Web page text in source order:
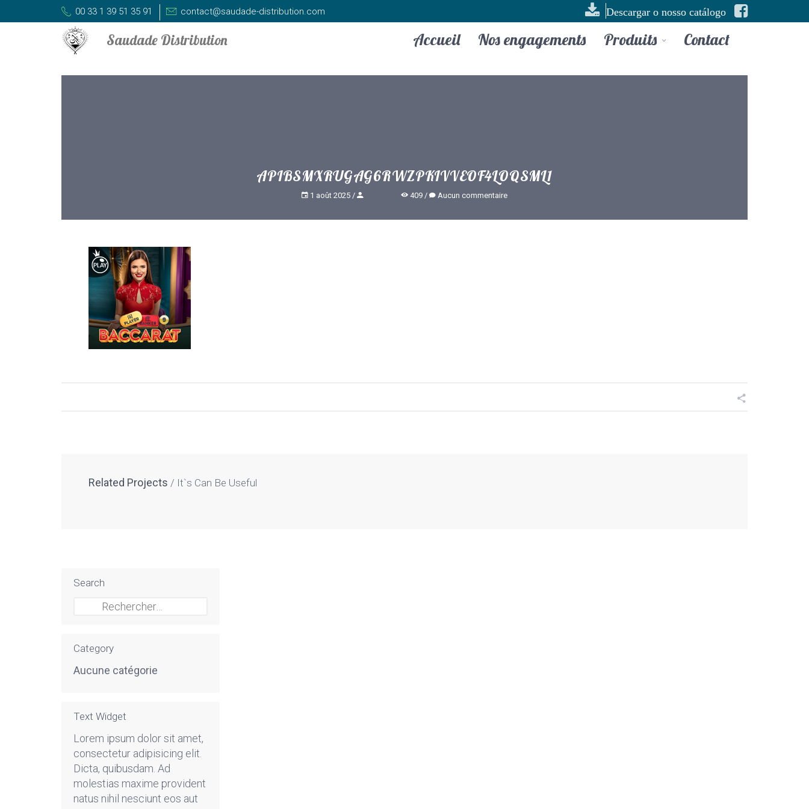
00 33 1 39 51 35 91 contact@saudade-distribution.com Descargar o nosso catálogo
Accueil Nos engagements Produits Contact
APIBSMXRUGAG6RWZPKIVVEOF4LOQSML1
1 août 2025 409 Aucun commentaire
Related Projects It`s Can Be Useful
Search
Rechercher :
Category
Aucune catégorie
Text Widget
Lorem ipsum dolor sit amet,
consectetur adipisicing elit.
Dicta, quibusdam. Ad
molestias maxime provident
natus nihil nesciunt eos aut